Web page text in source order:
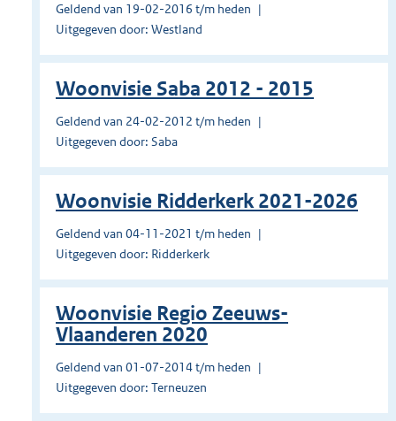
Geldend van 19-02-2016 t/m heden
Uitgegeven door: Westland
Woonvisie Saba 2012 - 2015
Geldend van 24-02-2012 t/m heden
Uitgegeven door: Saba
Woonvisie Ridderkerk 2021-2026
Geldend van 04-11-2021 t/m heden
Uitgegeven door: Ridderkerk
Woonvisie Regio Zeeuws-
Vlaanderen 2020
Geldend van 01-07-2014 t/m heden
Uitgegeven door: Terneuzen